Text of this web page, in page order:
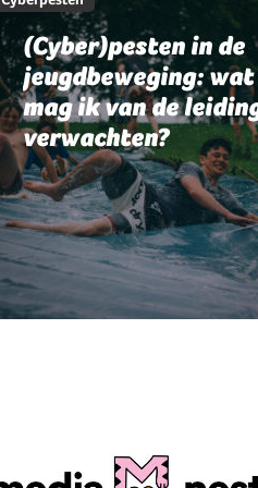
(Cyber)pesten in de
jeugdbeweging: wat
mag ik van de
verwachten?